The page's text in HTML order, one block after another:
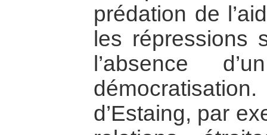
prédation de
les répressions
l’absence
d’Estaing, par